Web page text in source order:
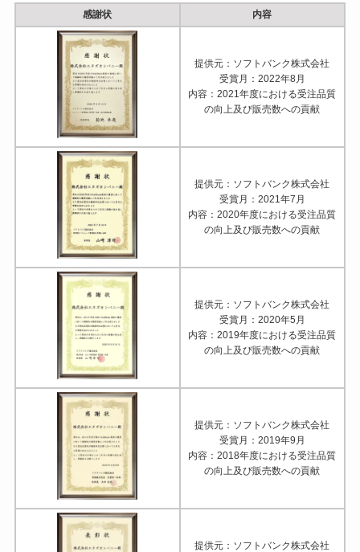
感謝状 内容
提供元：ソフトバンク株式会社
受賞月：2022年8月
内容：2021年度における受注品質
の向上及び販売数への貢献
提供元：ソフトバンク株式会社
受賞月：2021年7月
内容：2020年度における受注品質
の向上及び販売数への貢献
提供元：ソフトバンク株式会社
受賞月：2020年5月
内容：2019年度における受注品質
の向上及び販売数への貢献
提供元：ソフトバンク株式会社
受賞月：2019年9月
内容：2018年度における受注品質
の向上及び販売数への貢献
提供元：ソフトバンク株式会社